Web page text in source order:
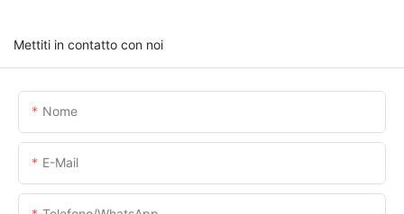
Mettiti in contatto con noi
Nome
E-Mail